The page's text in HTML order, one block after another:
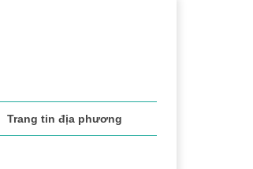
Trang tin địa phương